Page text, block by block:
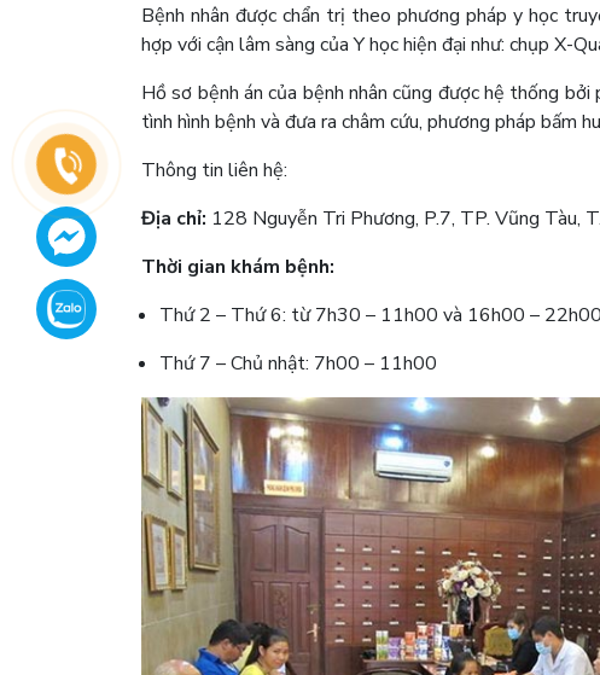
Bệnh nhân được chẩn trị theo phương pháp y học
hợp với cận lâm sàng của Y học hiện đại như: chụp X-
Hồ sơ bệnh án của bệnh nhân cũng được hệ thống
tình hình bệnh và đưa ra châm cứu, phương pháp bấm
Thông tin liên hệ:
Địa chỉ: 128 Nguyễn Tri Phương, P.7, TP. Vũng Tàu,
Thời gian khám bệnh:
Thứ 2 – Thứ 6: từ 7h30 – 11h00 và 16h00 – 22h00
Thứ 7 – Chủ nhật: 7h00 – 11h00